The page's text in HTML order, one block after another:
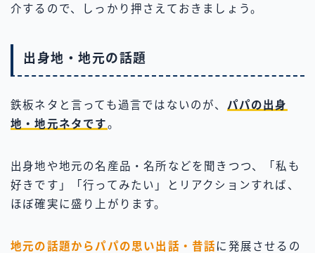
介するので、しっかり押さえておきましょう。
出身地・地元の話題
鉄板ネタと言っても過言ではないのが、 パパの出身
地・地元ネタです。
出身地や地元の名産品・名所などを聞きつつ、「私も
好きです」「行ってみたい」とリアクションすれば、
ほぼ確実に盛り上がります。
地元の話題からパパの思い出話・昔話 に発展させるの